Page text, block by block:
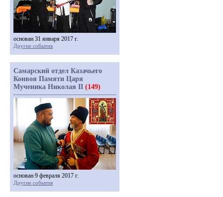
основан 31 января 2017 г.
Другие события
Самарский отдел Казачьего
Конвоя Памяти Царя
Мученика Николая II (149)
основан 9 февраля 2017 г.
Другие события